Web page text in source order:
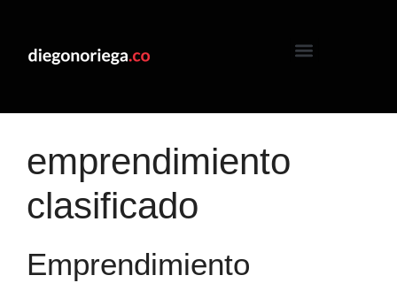
emprendimiento
clasificado
Emprendimiento